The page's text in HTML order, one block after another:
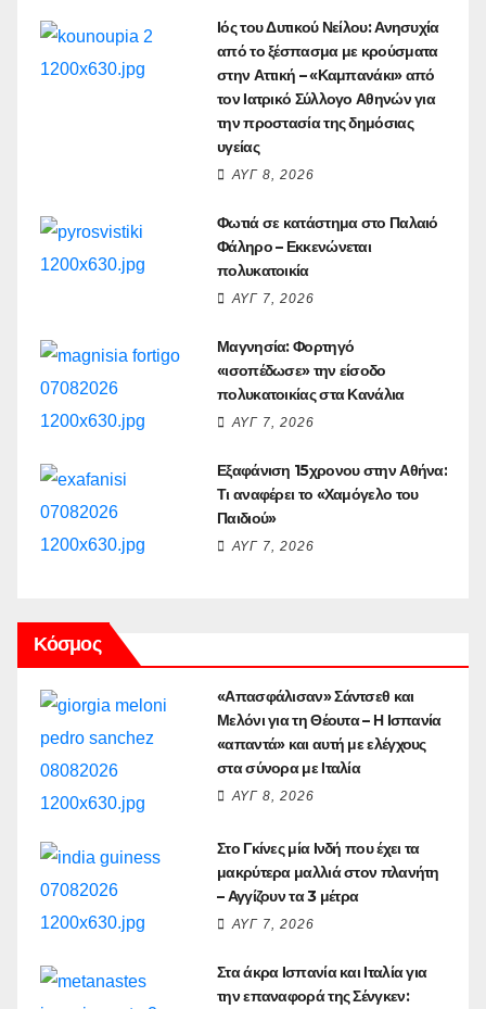
Ιός του Δυτικού Νείλου: Ανησυχία
από το ξέσπασμα με κρούσματα
στην Αττική – «Καμπανάκι» από
τον Ιατρικό Σύλλογο Αθηνών για
την προστασία της δημόσιας
υγείας
ΑΥΓ 8, 2026
Φωτιά σε κατάστημα στο Παλαιό
Φάληρο – Εκκενώνεται
πολυκατοικία
ΑΥΓ 7, 2026
Μαγνησία: Φορτηγό
«ισοπέδωσε» την είσοδο
πολυκατοικίας στα Κανάλια
ΑΥΓ 7, 2026
Εξαφάνιση 15χρονου στην Αθήνα:
Τι αναφέρει το «Χαμόγελο του
Παιδιού»
ΑΥΓ 7, 2026
Κόσμος
«Απασφάλισαν» Σάντσεθ και
Μελόνι για τη Θέουτα – Η Ισπανία
«απαντά» και αυτή με ελέγχους
στα σύνορα με Ιταλία
ΑΥΓ 8, 2026
Στο Γκίνες μία Ινδή που έχει τα
μακρύτερα μαλλιά στον πλανήτη
– Αγγίζουν τα 3 μέτρα
ΑΥΓ 7, 2026
Στα άκρα Ισπανία και Ιταλία για
την επαναφορά της Σένγκεν: